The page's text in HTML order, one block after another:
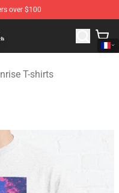
over $100
Merchandise Shop
T-shirts